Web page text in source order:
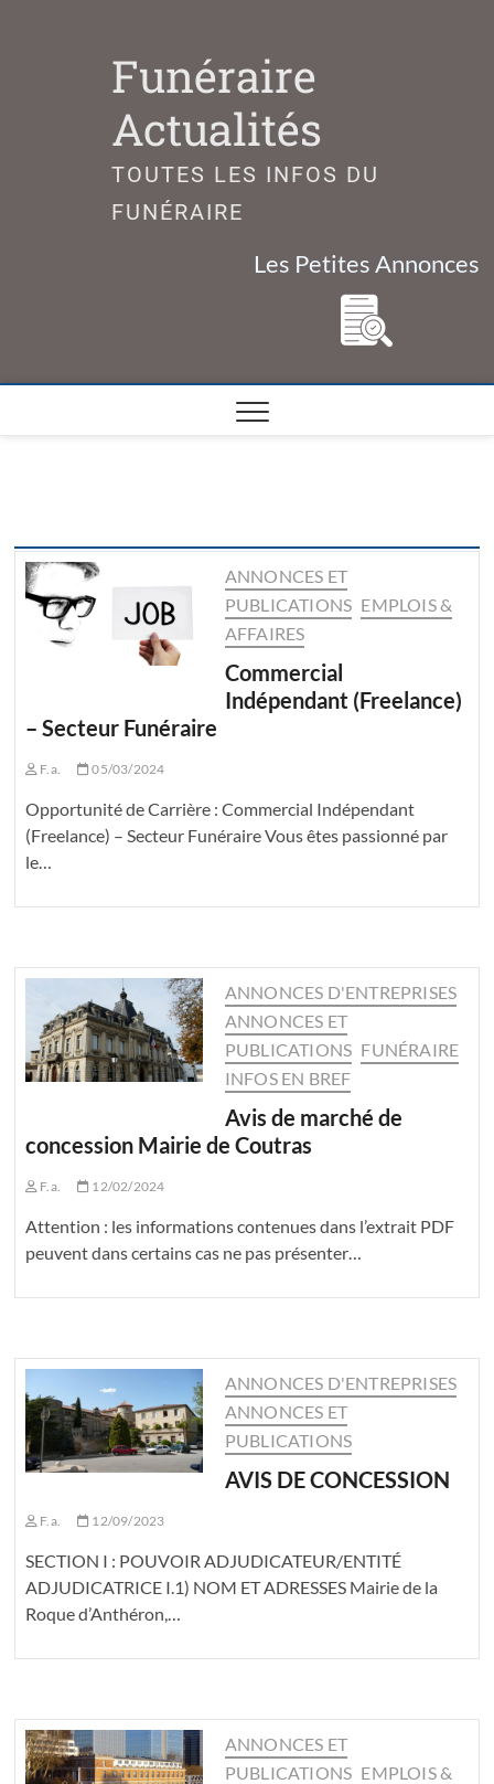
Funéraire
Actualités
TOUTES LES INFOS DU
FUNÉRAIRE
Les Petites Annonces
ANNONCES ET
PUBLICATIONS EMPLOIS &
AFFAIRES
Commercial
Indépendant (Freelance)
– Secteur Funéraire
F.a. 05/03/2024
Opportunité de Carrière : Commercial Indépendant
(Freelance) – Secteur Funéraire Vous êtes passionné par
le…
ANNONCES D'ENTREPRISES
ANNONCES ET
PUBLICATIONS FUNÉRAIRE
INFOS EN BREF
Avis de marché de
concession Mairie de Coutras
F.a. 12/02/2024
Attention : les informations contenues dans l’extrait PDF
peuvent dans certains cas ne pas présenter…
ANNONCES D'ENTREPRISES
ANNONCES ET
PUBLICATIONS
AVIS DE CONCESSION
F.a. 12/09/2023
SECTION I : POUVOIR ADJUDICATEUR/ENTITÉ
ADJUDICATRICE I.1) NOM ET ADRESSES Mairie de la
Roque d’Anthéron,…
ANNONCES ET
PUBLICATIONS EMPLOIS &